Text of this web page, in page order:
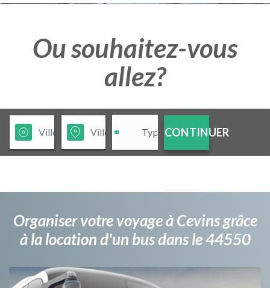
Ou souhaitez-vous
allez?
CONTINUER
Organiser votre voyage à Cevins grâce
à la location d'un bus dans le 44550